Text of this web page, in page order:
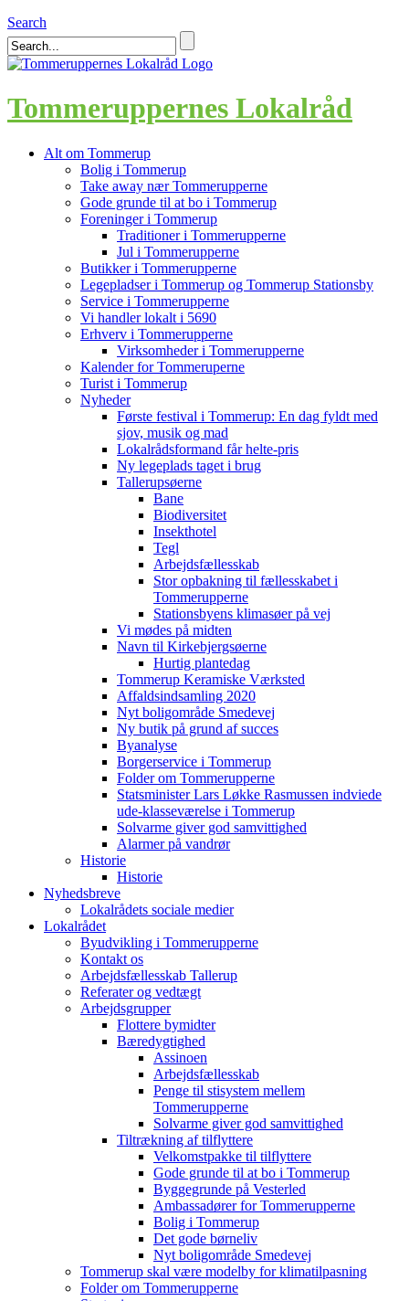
Search
Tommeruppernes Lokalråd
Alt om Tommerup
Bolig i Tommerup
Take away nær Tommerupperne
Gode grunde til at bo i Tommerup
Foreninger i Tommerup
Traditioner i Tommerupperne
Jul i Tommerupperne
Butikker i Tommerupperne
Legepladser i Tommerup og Tommerup Stationsby
Service i Tommerupperne
Vi handler lokalt i 5690
Erhverv i Tommerupperne
Virksomheder i Tommerupperne
Kalender for Tommeruperne
Turist i Tommerup
Nyheder
Første festival i Tommerup: En dag fyldt med
sjov, musik og mad
Lokalrådsformand får helte-pris
Ny legeplads taget i brug
Tallerupsøerne
Bane
Biodiversitet
Insekthotel
Tegl
Arbejdsfællesskab
Stor opbakning til fællesskabet i
Tommerupperne
Stationsbyens klimasøer på vej
Vi mødes på midten
Navn til Kirkebjergsøerne
Hurtig plantedag
Tommerup Keramiske Værksted
Affaldsindsamling 2020
Nyt boligområde Smedevej
Ny butik på grund af succes
Byanalyse
Borgerservice i Tommerup
Folder om Tommerupperne
Statsminister Lars Løkke Rasmussen indviede
ude-klasseværelse i Tommerup
Solvarme giver god samvittighed
Alarmer på vandrør
Historie
Historie
Nyhedsbreve
Lokalrådets sociale medier
Lokalrådet
Byudvikling i Tommerupperne
Kontakt os
Arbejdsfællesskab Tallerup
Referater og vedtægt
Arbejdsgrupper
Flottere bymidter
Bæredygtighed
Assinoen
Arbejdsfællesskab
Penge til stisystem mellem
Tommerupperne
Solvarme giver god samvittighed
Tiltrækning af tilflyttere
Velkomstpakke til tilflyttere
Gode grunde til at bo i Tommerup
Byggegrunde på Vesterled
Ambassadører for Tommerupperne
Bolig i Tommerup
Det gode børneliv
Nyt boligområde Smedevej
Tommerup skal være modelby for klimatilpasning
Folder om Tommerupperne